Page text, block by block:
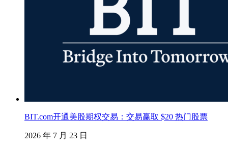
BIT.com开通美股期权交易：交易赢取 $20 热门股票
2026 年 7 月 23 日